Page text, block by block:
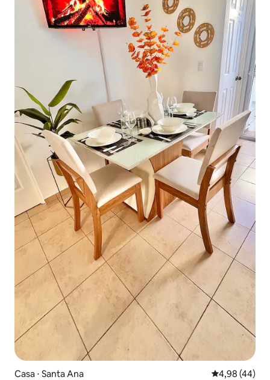
Casa ⋅ Santa Ana 4,98 de uma
4,98 (44)